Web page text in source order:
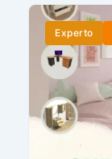
Experto